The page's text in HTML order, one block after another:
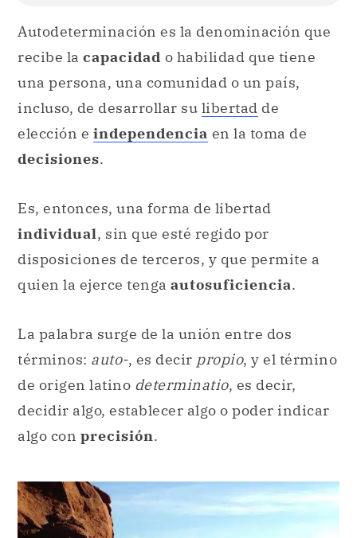
Autodeterminación es la denominación que
recibe la capacidad o habilidad que tiene
una persona, una comunidad o un país,
incluso, de desarrollar su libertad de
elección e independencia en la toma de
decisiones.
Es, entonces, una forma de libertad
individual, sin que esté regido por
disposiciones de terceros, y que permite a
quien la ejerce tenga autosuficiencia.
La palabra surge de la unión entre dos
términos: auto-, es decir propio, y el término
de origen latino determinatio, es decir,
decidir algo, establecer algo o poder indicar
algo con precisión.